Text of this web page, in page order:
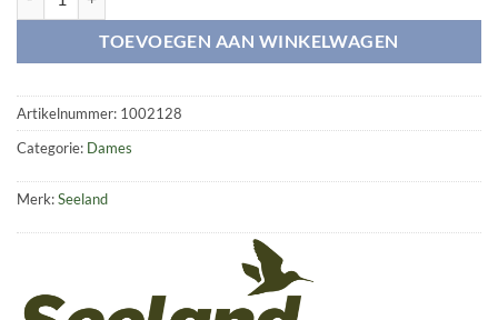
TOEVOEGEN AAN WINKELWAGEN
Artikelnummer: 1002128
Categorie: Dames
Merk:Seeland